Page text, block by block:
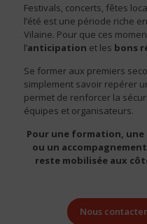
Festivals, concerts, fêtes
l’été est une période riche
Vilaine. Pour que ces
l’anticipation et les bons
Se former aux premiers
simplement savoir repérer
permet de renforcer la
équipes et organisateurs.
Pour une formation, une
ou un accompagnement
reste mobilisée aux
Nous